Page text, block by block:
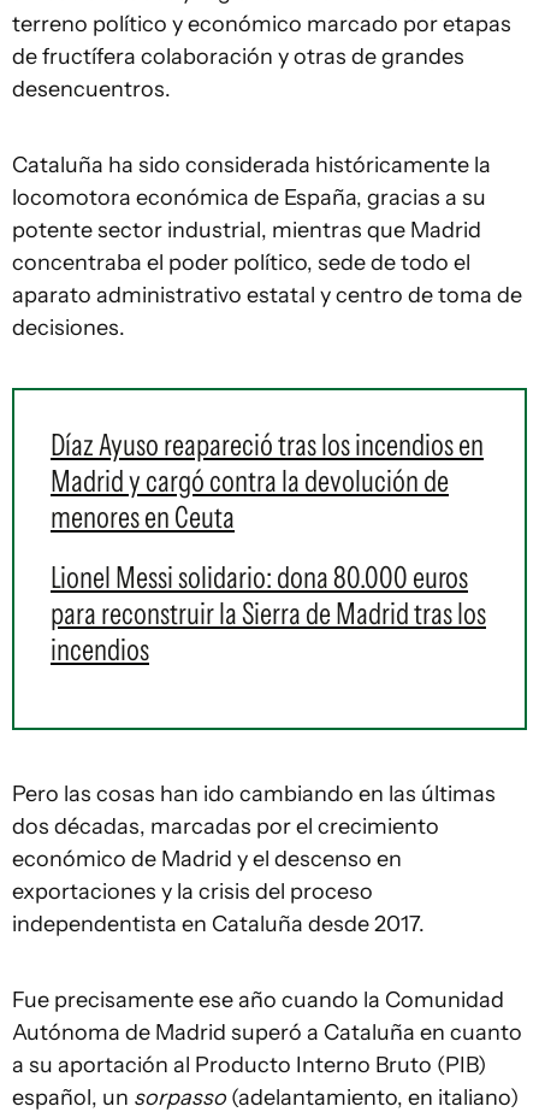
terreno político y económico marcado por etapas
de fructífera colaboración y otras de grandes
desencuentros.
Cataluña ha sido considerada históricamente la
locomotora económica de España, gracias a su
potente sector industrial, mientras que Madrid
concentraba el poder político, sede de todo el
aparato administrativo estatal y centro de toma de
decisiones.
Díaz Ayuso reapareció tras los incendios en
Madrid y cargó contra la devolución de
menores en Ceuta
Lionel Messi solidario: dona 80.000 euros
para reconstruir la Sierra de Madrid tras los
incendios
Pero las cosas han ido cambiando en las últimas
dos décadas, marcadas por el crecimiento
económico de Madrid y el descenso en
exportaciones y la crisis del proceso
independentista en Cataluña desde 2017.
Fue precisamente ese año cuando la Comunidad
Autónoma de Madrid superó a Cataluña en cuanto
a su aportación al Producto Interno Bruto (PIB)
español, un sorpasso (adelantamiento, en italiano)